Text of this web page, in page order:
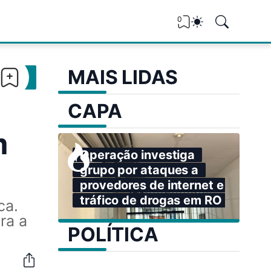
0
a
MAIS LIDAS
CAPA
Operação investiga
grupo por ataques a
provedores de internet e
tráfico de drogas em RO
POLÍTICA